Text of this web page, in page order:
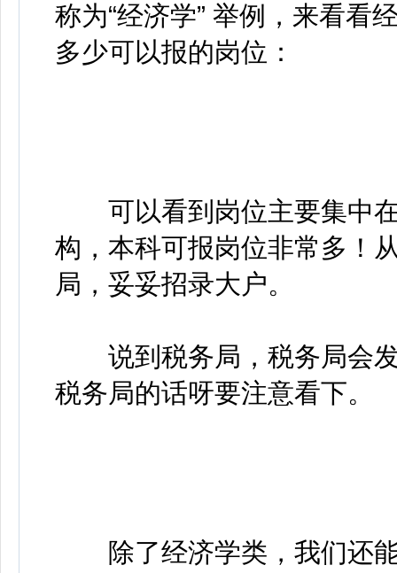
称为“经济学” 举例，来看看
多少可以报的岗位：
可以看到岗位主要集中在
构，本科可报岗位非常多！
局，妥妥招录大户。
说到税务局，税务局会发
税务局的话呀要注意看下。
除了经济学类，我们还能